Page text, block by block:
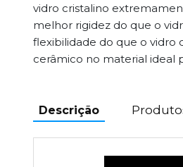
vidro cristalino
melhor rigidez do que o
flexibilidade do que o vidro
cerâmico no material ideal
Descrição